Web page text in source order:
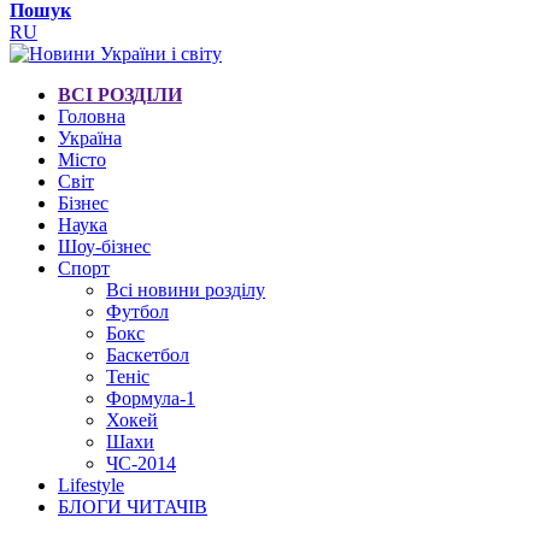
Пошук
RU
ВСІ РОЗДІЛИ
Головна
Україна
Місто
Світ
Бізнес
Наука
Шоу-бізнес
Спорт
Всі новини розділу
Футбол
Бокс
Баскетбол
Теніс
Формула-1
Хокей
Шахи
ЧС-2014
Lifestyle
БЛОГИ ЧИТАЧІВ